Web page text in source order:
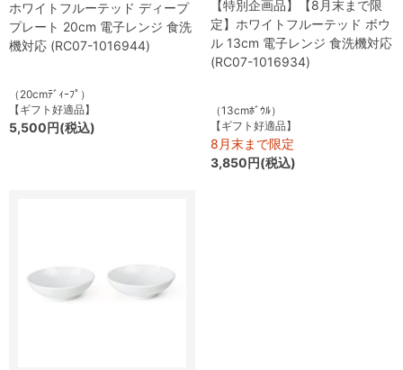
ホワイトフルーテッド ディープ
プレート 20cm 電子レンジ 食洗
機対応 (RC07-1016944)
（20cmﾃﾞｨｰﾌﾟ）
【ギフト好適品】
5,500円(税込)
【特別企画品】【8月末まで限
定】ホワイトフルーテッド ボウ
ル 13cm 電子レンジ 食洗機対応
(RC07-1016934)
（13cmﾎﾞｳﾙ）
【ギフト好適品】
8月末まで限定
3,850円(税込)